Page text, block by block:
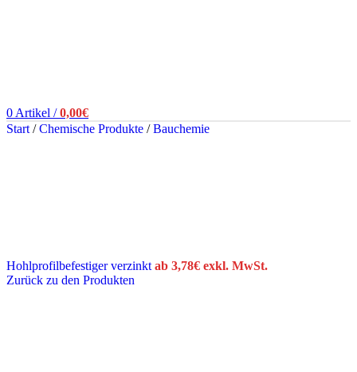
0 Artikel / 0,00€
Start / Chemische Produkte / Bauchemie
Hohlprofilbefestiger verzinkt ab 3,78€ exkl. MwSt.
Zurück zu den Produkten